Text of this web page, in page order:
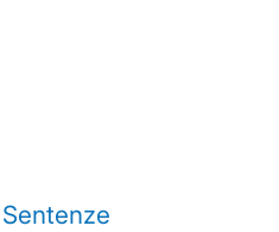
Sentenze